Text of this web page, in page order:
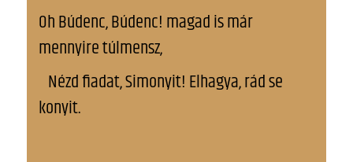
Oh Búdenc, Búdenc! magad is már
mennyire túlmensz,
Nézd fiadat, Simonyit! Elhagya, rád se
konyit.